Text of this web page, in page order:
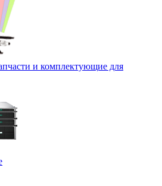
и комплектующие для